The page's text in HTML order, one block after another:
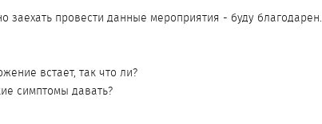
заехать провести данные мероприятия - буду благодарен.
встает, так что ли?
симптомы давать?